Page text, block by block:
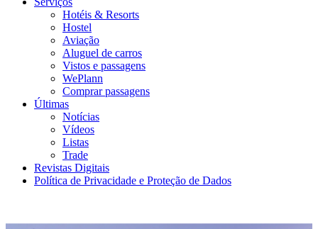
Hotéis & Resorts
Hostel
Aviação
Aluguel de carros
Vistos e passagens
WePlann
Comprar passagens
Últimas
Notícias
Vídeos
Listas
Trade
Revistas Digitais
Política de Privacidade e Proteção de Dados